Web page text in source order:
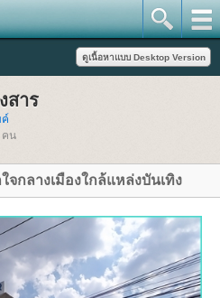
สาร
คน
กลางเมืองใกล้แหล่งบันเทิง